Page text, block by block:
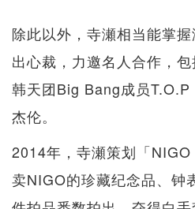
除此以外，寺瀬相当能掌
出心裁，力邀名人合作，
韩天团Big Bang成员T.O.P
杰伦。
2014年，寺瀬策划「
卖NIGO的珍藏纪念品、钟